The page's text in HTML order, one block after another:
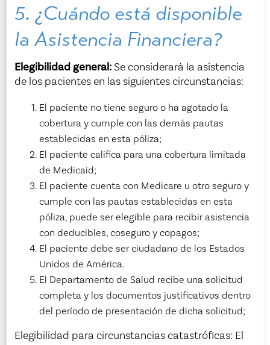
5. ¿Cuándo está disponible
la Asistencia Financiera?
Elegibilidad general:Se considerará la asistencia
de los pacientes en las siguientes circunstancias:
El paciente no tiene seguro o ha agotado la
cobertura y cumple con las demás pautas
establecidas en esta póliza;
El paciente califica para una cobertura limitada
de Medicaid;
El paciente cuenta con Medicare u otro seguro y
cumple con las pautas establecidas en esta
póliza, puede ser elegible para recibir asistencia
con deducibles, coseguro y copagos;
El paciente debe ser ciudadano de los Estados
Unidos de América.
El Departamento de Salud recibe una solicitud
completa y los documentos justificativos dentro
del período de presentación de dicha solicitud;
Elegibilidad para circunstancias catastróficas: El